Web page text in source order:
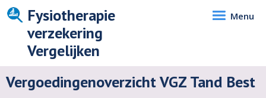
Fysiotherapie
verzekering
Vergelijken
Menu
Vergoedingenoverzicht VGZ Tand Best